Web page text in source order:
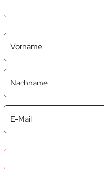
Vorname
Nachname
E-Mail